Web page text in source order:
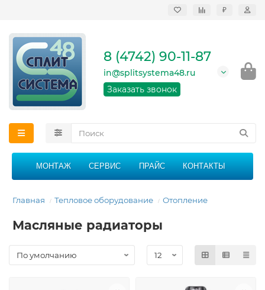
₽
кондиционеров в
области
График работы: 9:00 -
21:00 без перерыва и
8 (4742) 90-11-87
in@splitsystema48.ru
Заказать звонок
МОНТАЖ СЕРВИС ПРАЙС КОНТАКТЫ
Главная Тепловое оборудование Отопление
Масляные радиаторы